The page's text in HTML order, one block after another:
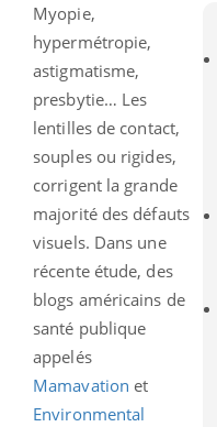
Myopie,
hypermétropie,
astigmatisme,
presbytie… Les
lentilles de contact,
souples ou rigides,
corrigent la grande
majorité des défauts
visuels. Dans une
récente étude, des
blogs américains de
santé publique
appelés
Mamavation et
Environmental